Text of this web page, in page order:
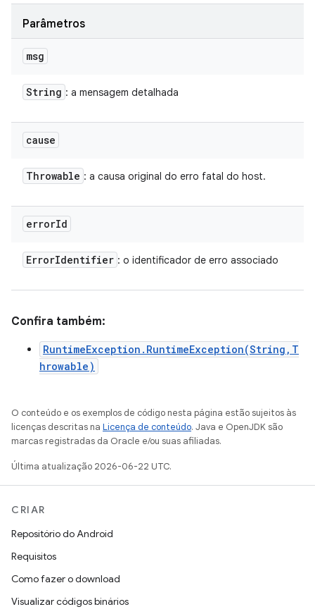
Parâmetros
msg
String : a mensagem detalhada
cause
Throwable : a causa original do erro fatal do host.
errorId
ErrorIdentifier : o identificador de erro associado
Confira também:
RuntimeException.RuntimeException(String,T
hrowable)
O conteúdo e os exemplos de código nesta página estão sujeitos às
licenças descritas na Licença de conteúdo. Java e OpenJDK são
marcas registradas da Oracle e/ou suas afiliadas.
Última atualização 2026-06-22 UTC.
CRIAR
Repositório do Android
Requisitos
Como fazer o download
Visualizar códigos binários